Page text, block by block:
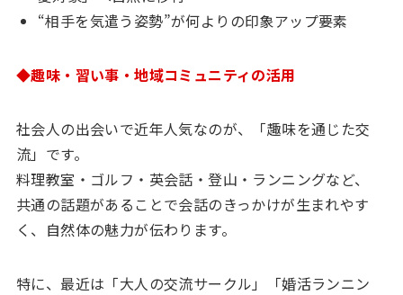
“相手を気遣う姿勢”が何よりの印象アップ要素
◆趣味・習い事・地域コミュニティの活用
社会人の出会いで近年人気なのが、「趣味を通じた交
流」です。
料理教室・ゴルフ・英会話・登山・ランニングなど、
共通の話題があることで会話のきっかけが生まれやす
く、自然体の魅力が伝わります。
特に、最近は「大人の交流サークル」「婚活ランニン